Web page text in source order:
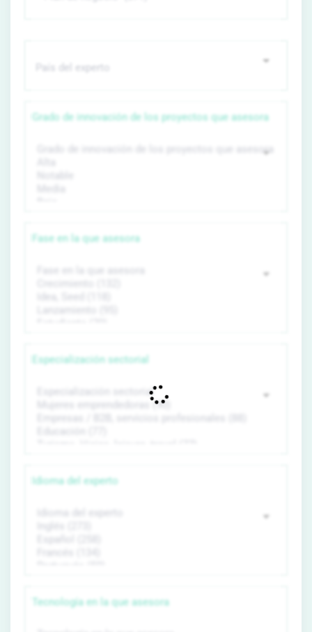
Grado de innovación de los proyectos que asesora
Fase en la que asesora
Especialización sectorial
Idioma del experto
Tecnología en la que asesora